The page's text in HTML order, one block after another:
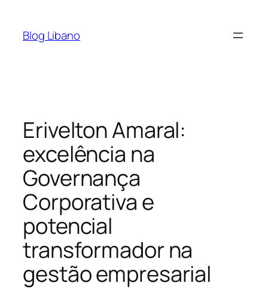
Blog Libano
Erivelton Amaral:
excelência na
Governança
Corporativa e
potencial
transformador na
gestão empresarial